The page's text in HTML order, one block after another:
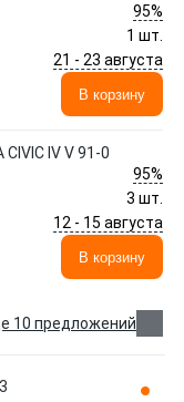
95%
1 шт.
21 - 23 августа
В корзину
IV V 91-0
95%
3 шт.
12 - 15 августа
В корзину
10 предложений